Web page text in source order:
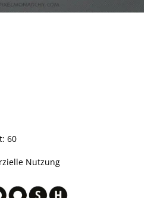
60
Nutzung